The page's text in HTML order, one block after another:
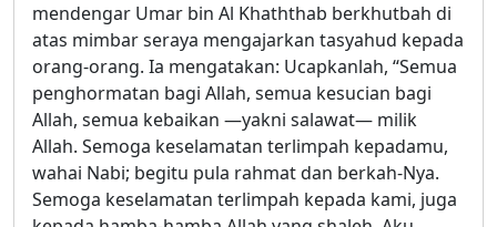
mendengar Umar bin Al Khaththab berkhutbah di
atas mimbar seraya mengajarkan tasyahud kepada
orang-orang. Ia mengatakan: Ucapkanlah, “Semua
penghormatan bagi Allah, semua kesucian bagi
Allah, semua kebaikan —yakni salawat— milik
Allah. Semoga keselamatan terlimpah kepadamu,
wahai Nabi; begitu pula rahmat dan berkah-Nya.
Semoga keselamatan terlimpah kepada kami, juga